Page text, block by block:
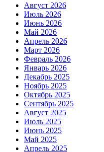
Август 2026
Июль 2026
Июнь 2026
Май 2026
Апрель 2026
Март 2026
Февраль 2026
Январь 2026
Декабрь 2025
Ноябрь 2025
Октябрь 2025
Сентябрь 2025
Август 2025
Июль 2025
Июнь 2025
Май 2025
Апрель 2025